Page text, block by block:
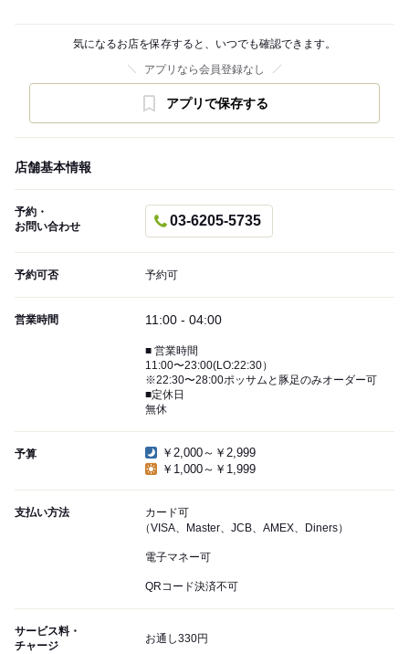
気になるお店を保存すると、いつでも確認できます。
アプリなら会員登録なし
アプリで保存する
店舗基本情報
予約・
お問い合わせ
03-6205-5735
予約可否 予約可
営業時間 11:00 - 04:00
■ 営業時間
11:00〜23:00(LO:22:30）
※22:30〜28:00ポッサムと豚足のみオーダー可
■定休日
無休
予算
￥2,000～￥2,999
￥1,000～￥1,999
支払い方法
カード可
（VISA、Master、JCB、AMEX、Diners）
電子マネー可
QRコード決済不可
サービス料・
チャージ
お通し330円